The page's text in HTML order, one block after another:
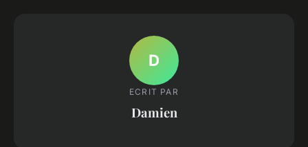
D
ECRIT PAR
Damien